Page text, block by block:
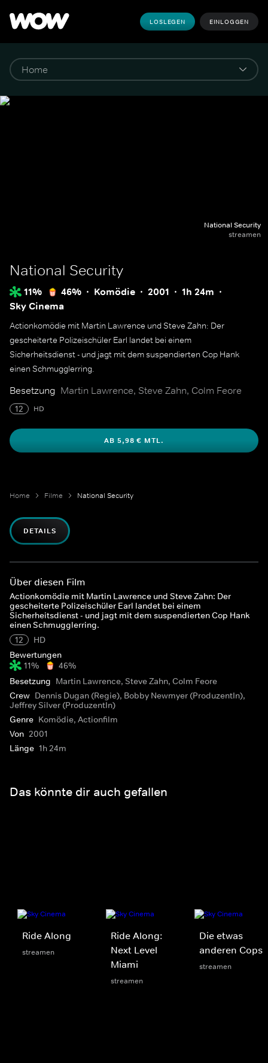
LOSLEGEN EINLOGGEN
National Security
streamen
National Security
11% 46% Komödie 2001
1h 24m
Sky Cinema
Actionkomödie mit Martin Lawrence und Steve Zahn: Der
gescheiterte Polizeischüler Earl landet bei einem
Sicherheitsdienst - und jagt mit dem suspendierten Cop Hank
einen Schmugglerring.
Besetzung Martin Lawrence, Steve Zahn, Colm Feore
12 HD
AB 5,98 € MTL.
Home Filme National Security
DETAILS
Über diesen Film
Actionkomödie mit Martin Lawrence und Steve Zahn: Der
gescheiterte Polizeischüler Earl landet bei einem
Sicherheitsdienst - und jagt mit dem suspendierten Cop Hank
einen Schmugglerring.
12
HD
Bewertungen
11%
46%
Besetzung Martin Lawrence, Steve Zahn, Colm Feore
Crew Dennis Dugan (Regie), Bobby Newmyer (ProduzentIn),
Jeffrey Silver (ProduzentIn)
Genre Komödie, Actionfilm
Von 2001
Länge 1h 24m
Das könnte dir auch gefallen
Ride Along
streamen
Ride Along:
Next Level
Miami
streamen
Die etwas
anderen Cops
streamen